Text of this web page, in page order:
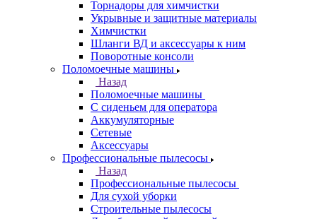
Торнадоры для химчистки
Укрывные и защитные материалы
Химчистки
Шланги ВД и аксессуары к ним
Поворотные консоли
Поломоечные машины
Назад
Поломоечные машины
С сиденьем для оператора
Аккумуляторные
Сетевые
Аксессуары
Профессиональные пылесосы
Назад
Профессиональные пылесосы
Для сухой уборки
Строительные пылесосы